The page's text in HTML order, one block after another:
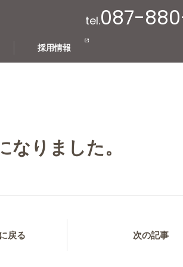
採用情報
tel.087-
りました。
戻る 次の記事